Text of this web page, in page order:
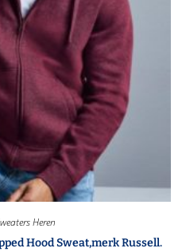
Heren
Hood Sweat,merk Russell.